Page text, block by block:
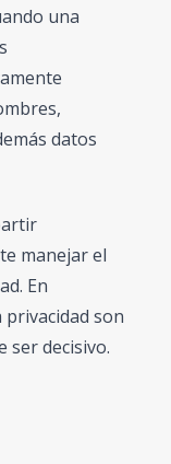
una
datos
manejar el
En
son
ser decisivo.